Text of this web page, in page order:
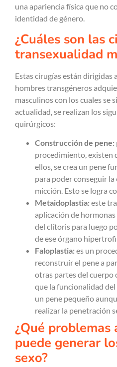
una apariencia física que no
identidad de género.
¿Cuáles son las
transexualidad
Estas cirugías están dirigidas
hombres transgéneros
masculinos con los cuales se
actualidad, se realizan los
quirúrgicos:
Construcción de pene:
procedimiento, existen
ellos, se crea un pene
para poder conseguir
micción. Esto se logra
Metaidoplastia:este
aplicación de
del clítoris para luego
de ese órgano
Faloplastia:es un
reconstruir el pene a
otras partes del cuerpo
que la funcionalidad del
un pene pequeño
realizar la penetración
¿Qué problemas
puede generar
sexo?